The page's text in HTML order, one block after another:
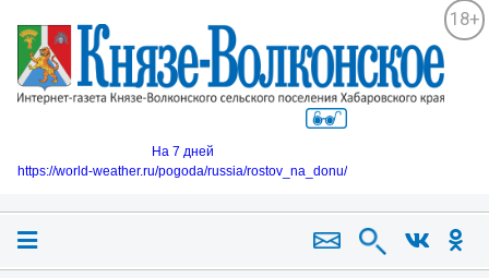
18+
На 7 дней
https://world-weather.ru/pogoda/russia/rostov_na_donu/